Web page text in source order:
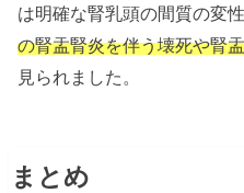
は明確な腎乳頭の間質の変
の腎盂腎炎を伴う壊死や腎
見られました。
まとめ